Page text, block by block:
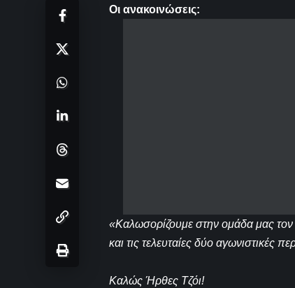
Οι ανακοινώσεις:
«Καλωσορίζουμε στην ομάδα μας
και τις τελευταίες δύο αγωνιστικές
Καλώς Ήρθες Τζόι!